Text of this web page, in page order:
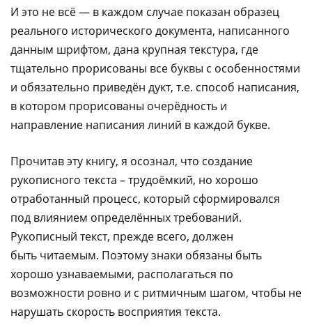
И это не всё — в каждом случае показан образец
реального исторического документа, написанного
данным шрифтом, дана крупная текстура, где
тщательно прорисованы все буквы с особенностями
и обязательно приведён дукт, т.е. способ написания,
в котором прорисованы очерёдность и
направление написания линий в каждой букве.
Прочитав эту книгу, я осознал, что создание
рукописного текста – трудоёмкий, но хорошо
отработанный процесс, который сформировался
под влиянием определённых требований.
Рукописный текст, прежде всего, должен
быть читаемым. Поэтому знаки обязаны быть
хорошо узнаваемыми, располагаться по
возможности ровно и с ритмичным шагом, чтобы не
нарушать скорость восприятия текста.